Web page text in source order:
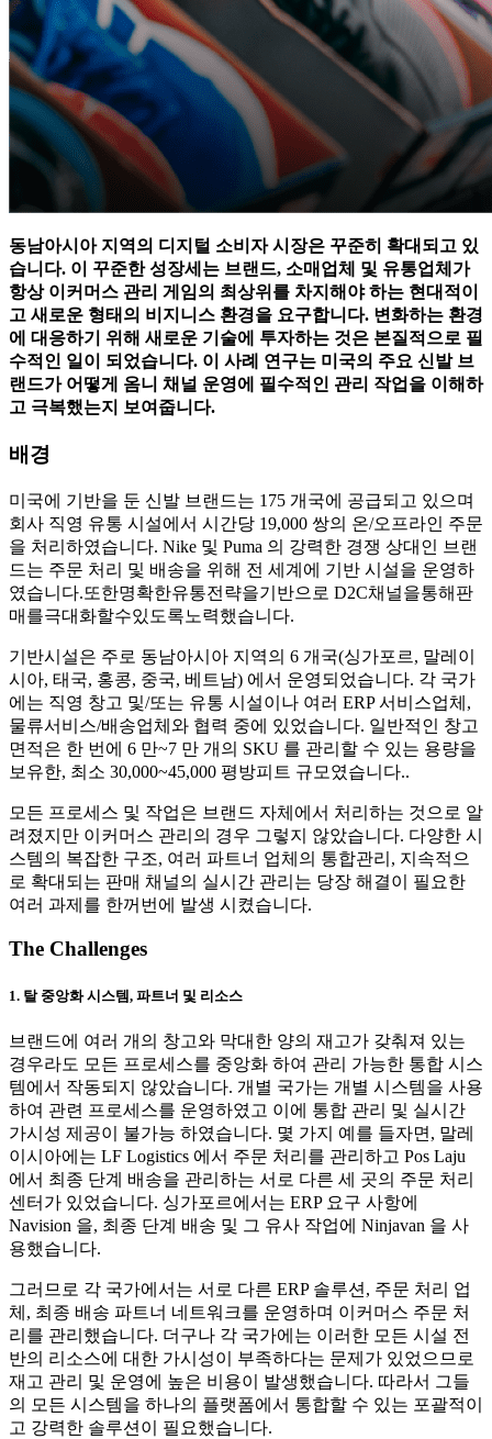
동남아시아 지역의 디지털 소비자 시장은 꾸준히 확대되고 있
습니다. 이 꾸준한 성장세는 브랜드, 소매업체 및 유통업체가
항상 이커머스 관리 게임의 최상위를 차지해야 하는 현대적이
고 새로운 형태의 비지니스 환경을 요구합니다. 변화하는 환경
에 대응하기 위해 새로운 기술에 투자하는 것은 본질적으로 필
수적인 일이 되었습니다. 이 사례 연구는 미국의 주요 신발 브
랜드가 어떻게 옴니 채널 운영에 필수적인 관리 작업을 이해하
고 극복했는지 보여줍니다.
배경
미국에 기반을 둔 신발 브랜드는 175 개국에 공급되고 있으며
회사 직영 유통 시설에서 시간당 19,000 쌍의 온/오프라인 주문
을 처리하였습니다. Nike 및 Puma 의 강력한 경쟁 상대인 브랜
드는 주문 처리 및 배송을 위해 전 세계에 기반 시설을 운영하
였습니다.또한명확한유통전략을기반으로 D2C채널을통해판
매를극대화할수있도록노력했습니다.
기반시설은 주로 동남아시아 지역의 6 개국(싱가포르, 말레이
시아, 태국, 홍콩, 중국, 베트남) 에서 운영되었습니다. 각 국가
에는 직영 창고 및/또는 유통 시설이나 여러 ERP 서비스업체,
물류서비스/배송업체와 협력 중에 있었습니다. 일반적인 창고
면적은 한 번에 6 만~7 만 개의 SKU 를 관리할 수 있는 용량을
보유한, 최소 30,000~45,000 평방피트 규모였습니다..
모든 프로세스 및 작업은 브랜드 자체에서 처리하는 것으로 알
려졌지만 이커머스 관리의 경우 그렇지 않았습니다. 다양한 시
스템의 복잡한 구조, 여러 파트너 업체의 통합관리, 지속적으
로 확대되는 판매 채널의 실시간 관리는 당장 해결이 필요한
여러 과제를 한꺼번에 발생 시켰습니다.
The Challenges
1. 탈 중앙화 시스템, 파트너 및 리소스
브랜드에 여러 개의 창고와 막대한 양의 재고가 갖춰져 있는
경우라도 모든 프로세스를 중앙화 하여 관리 가능한 통합 시스
템에서 작동되지 않았습니다. 개별 국가는 개별 시스템을 사용
하여 관련 프로세스를 운영하였고 이에 통합 관리 및 실시간
가시성 제공이 불가능 하였습니다. 몇 가지 예를 들자면, 말레
이시아에는 LF Logistics 에서 주문 처리를 관리하고 Pos Laju
에서 최종 단계 배송을 관리하는 서로 다른 세 곳의 주문 처리
센터가 있었습니다. 싱가포르에서는 ERP 요구 사항에
Navision 을, 최종 단계 배송 및 그 유사 작업에 Ninjavan 을 사
용했습니다.
그러므로 각 국가에서는 서로 다른 ERP 솔루션, 주문 처리 업
체, 최종 배송 파트너 네트워크를 운영하며 이커머스 주문 처
리를 관리했습니다. 더구나 각 국가에는 이러한 모든 시설 전
반의 리소스에 대한 가시성이 부족하다는 문제가 있었으므로
재고 관리 및 운영에 높은 비용이 발생했습니다. 따라서 그들
의 모든 시스템을 하나의 플랫폼에서 통합할 수 있는 포괄적이
고 강력한 솔루션이 필요했습니다.